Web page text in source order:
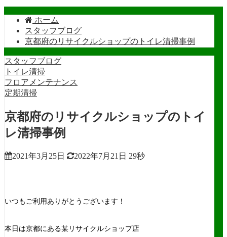
ホーム
スタッフブログ
京都府のリサイクルショップのトイレ清掃事例
スタッフブログ
トイレ清掃
フロアメンテナンス
定期清掃
京都府のリサイクルショップのトイ
レ清掃事例
2021年3月25日 2022年7月21日 29秒
いつもご利用ありがとうございます！
本日は京都にある某リサイクルショップ店